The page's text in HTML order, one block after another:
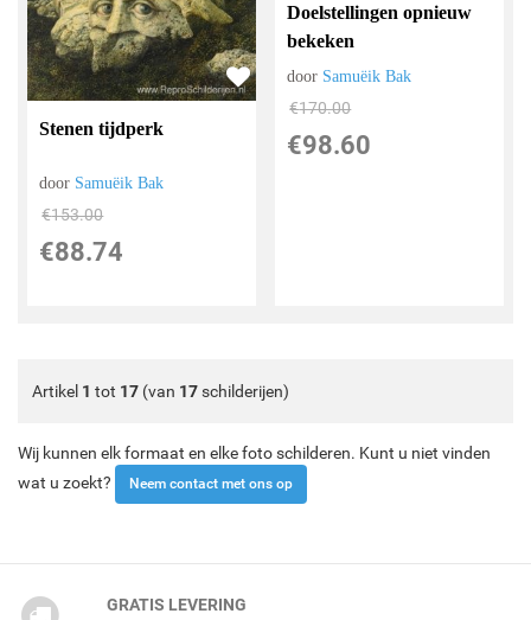
Stenen tijdperk
door Samuëik Bak
€153.00
€88.74
Doelstellingen opnieuw
bekeken
door Samuëik Bak
€170.00
€98.60
Artikel 1 tot 17 (van 17schilderijen)
Wij kunnen elk formaat en elke foto schilderen. Kunt u niet vinden
wat u zoekt?
Neem contact met ons op
GRATIS LEVERING